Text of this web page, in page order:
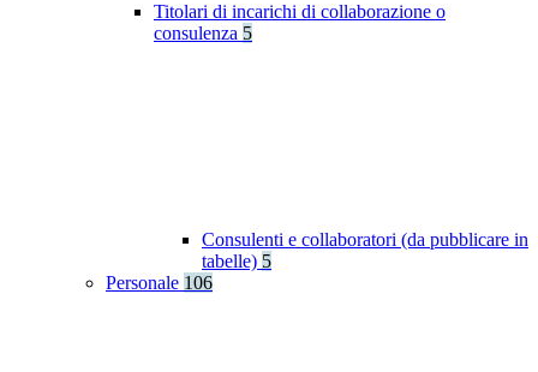
Titolari di incarichi di collaborazione o
consulenza 5
Consulenti e collaboratori (da pubblicare in
tabelle) 5
Personale 106